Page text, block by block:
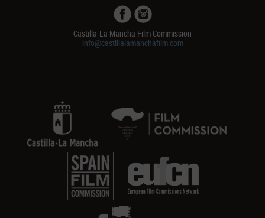
Castilla-La Mancha Film Commission
info@castillalamanchafilm.com